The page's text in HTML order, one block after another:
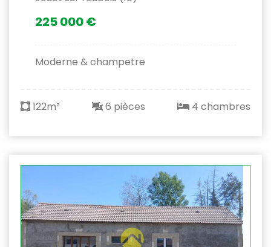
225 000 €
Moderne & champetre
122m² 6 pièces 4 chambres